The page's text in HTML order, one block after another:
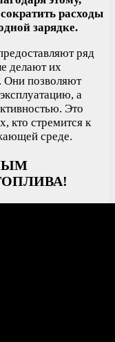
расходы
зарядке.
ряд
делают их
Они позволяют
а
Это
кто стремится к
среде.